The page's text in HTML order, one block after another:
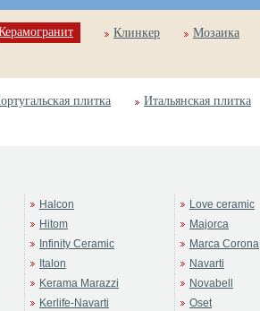
Клинкер Мозаика
плитка Итальянская плитка
Halcon
Hitom
Infinity Ceramic
Italon
Kerama Marazzi
Kerlife-Navarti
Love ceramic
Majorca
Marca Corona
Navarti
Novabell
Oset